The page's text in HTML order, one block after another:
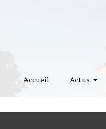
Accueil Actus